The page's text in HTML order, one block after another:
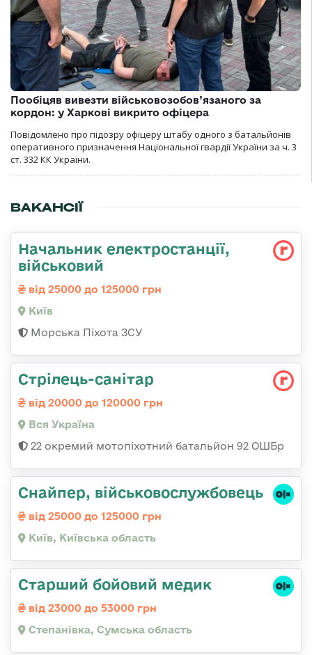
Пообіцяв вивезти військовозобов’язаного за
кордон: у Харкові викрито офіцера
Повідомлено про підозру офіцеру штабу одного з батальйонів
оперативного призначення Національної гвардії України за ч. 3
ст. 332 КК України.
ВАКАНСІЇ
Начальник електpостанції,
військовий
від 25000 до 125000 грн
Київ
Морська Піхота ЗСУ
Стрілець-санітар
від 20000 до 120000 грн
Вся Україна
22 окремий мотопіхотний батальйон 92 ОШБр
Снайпер, військовослужбовець
від 25000 до 125000 грн
Київ, Київська область
Старший бойовий медик
від 23000 до 53000 грн
Степанівка, Сумська область